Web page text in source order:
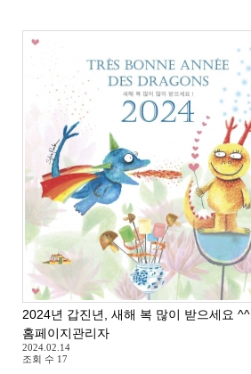
2024년 갑진년, 새해 복 많이 받으세요 ^^
홈페이지관리자
2024.02.14
조회 수 17